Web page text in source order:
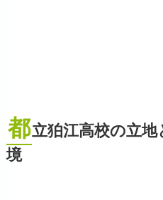
都立狛江高校の立
境